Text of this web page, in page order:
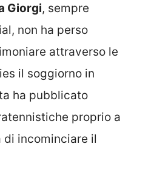
Giorgi, sempre
non ha perso
attraverso le
il soggiorno in
ha pubblicato
proprio a
di incominciare il